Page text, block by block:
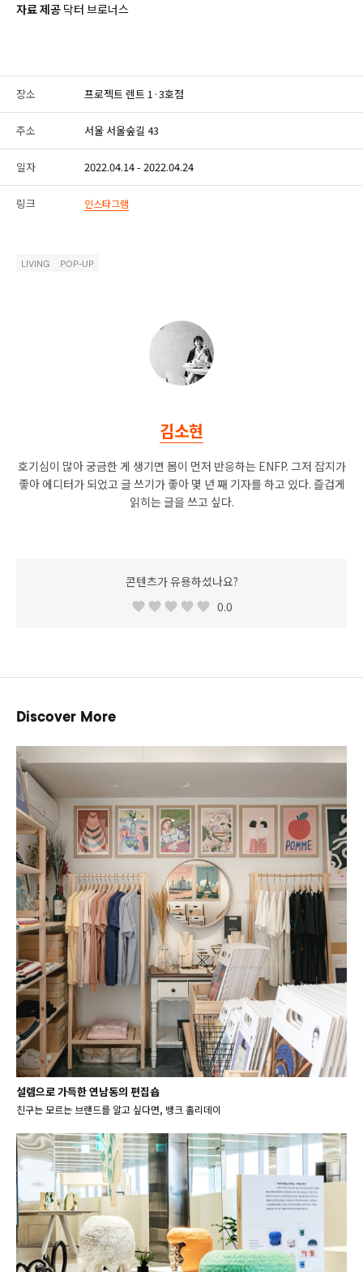
자료 제공 닥터 브로너스
장소 프로젝트 렌트 1·3호점
주소 서울 서울숲길 43
일자 2022.04.14 - 2022.04.24
링크 인스타그램
LIVING POP-UP
김소현
호기심이 많아 궁금한 게 생기면 몸이 먼저 반응하는 ENFP. 그저 잡지가
좋아 에디터가 되었고 글 쓰기가 좋아 몇 년 째 기자를 하고 있다. 즐겁게
읽히는 글을 쓰고 싶다.
콘텐츠가 유용하셨나요?
0.0
Discover More
설렘으로 가득한 연남동의 편집숍
친구는 모르는 브랜드를 알고 싶다면, 뱅크 홀리데이